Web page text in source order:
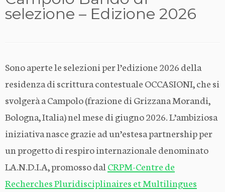
selezione – Edizione 2026
Sono aperte le selezioni per l’edizione 2026 della
residenza di scrittura contestuale OCCASIONI, che si
svolgerà a Campolo (frazione di Grizzana Morandi,
Bologna, Italia) nel mese di giugno 2026. L’ambiziosa
iniziativa nasce grazie ad un’estesa partnership per
un progetto di respiro internazionale denominato
LA.N.D.I.A, promosso dal CRPM-Centre de
Recherches Pluridisciplinaires et Multilingues